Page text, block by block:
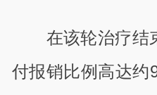
在该轮治疗结
付报销比例高达约